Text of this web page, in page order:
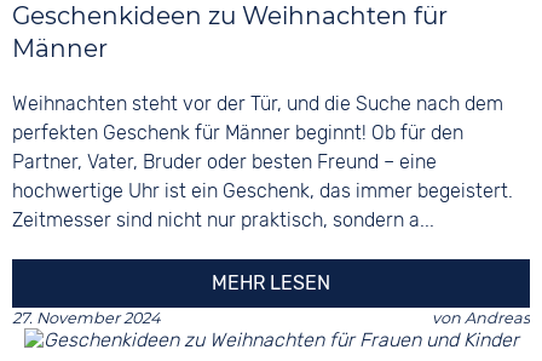
Geschenkideen zu Weihnachten für
Männer
Weihnachten steht vor der Tür, und die Suche nach dem
perfekten Geschenk für Männer beginnt! Ob für den
Partner, Vater, Bruder oder besten Freund – eine
hochwertige Uhr ist ein Geschenk, das immer begeistert.
Zeitmesser sind nicht nur praktisch, sondern a...
MEHR LESEN
27. November 2024 von Andreas